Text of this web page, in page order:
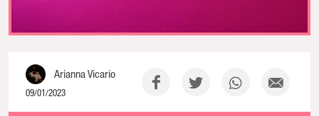
Arianna Vicario
09/01/2023